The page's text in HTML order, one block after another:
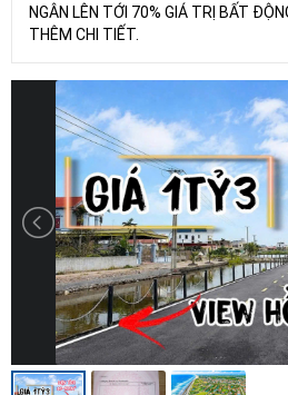
NGÂN LÊN TỚI 70% GIÁ TRỊ BẤT
THÊM CHI TIẾT.